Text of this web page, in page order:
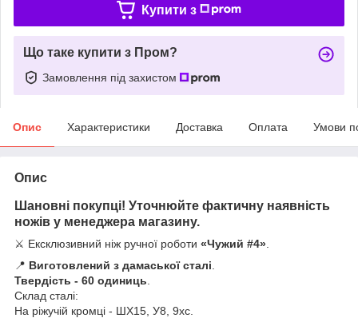
Купити з
Що таке купити з Пром?
Замовлення під захистом
Опис Характеристики Доставка Оплата Умови
Опис
Шановні покупці! Уточнюйте фактичну наявність
ножів у менеджера магазину.
⚔️ Ексклюзивний ніж ручної роботи «Чужий #4»
📍 Виготовлений з дамаської сталі
Твердість - 60 одиниць
Склад сталі:
На ріжучій кромці - ШХ15, У8, 9хс.